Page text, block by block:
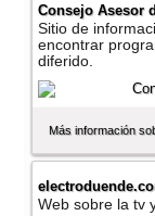
Consejo Asesor
Sitio de
encontrar
diferido.
Más información
Web sobre la tv